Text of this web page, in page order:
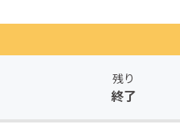
残り
終了